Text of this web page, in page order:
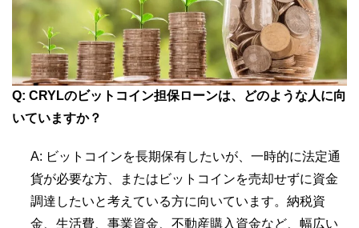
Q: CRYLのビットコイン担保ローンは、どのような人に向
いていますか？
A: ビットコインを長期保有したいが、一時的に法定通
貨が必要な方、またはビットコインを売却せずに資金
調達したいと考えている方に向いています。納税資
金、生活費、事業資金、不動産購入資金など、幅広い